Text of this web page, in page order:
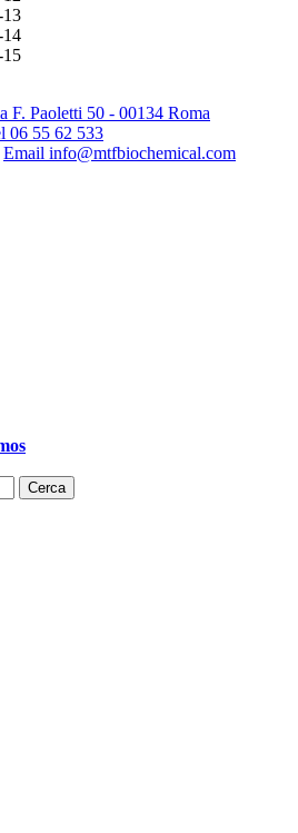
F. Paoletti 50 - 00134 Roma
06 55 62 533
Email info@mtfbiochemical.com
Cerca